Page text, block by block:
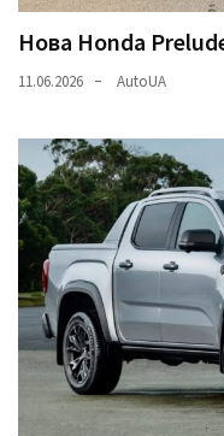
Нова Honda
11.06.2026 AutoUA